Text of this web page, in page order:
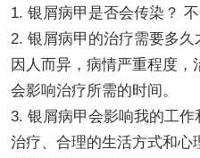
1. 银屑病甲是否会传染？
2. 银屑病甲的治疗需要多
因人而异，病情严重程度
会影响治疗所需的时间。
3. 银屑病甲会影响我的工
治疗、合理的生活方式和心